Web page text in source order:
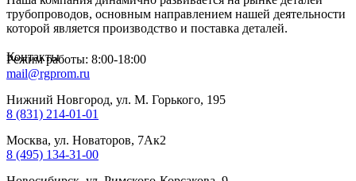
трубопроводов, основным направлением нашей деятельности
которой является производство и поставка деталей.
Контакты
Режим работы: 8:00-18:00
mail@rgprom.ru
Нижний Новгород, ул. М. Горького, 195
8 (831) 214-01-01
Москва, ул. Новаторов, 7Ак2
8 (495) 134-31-00